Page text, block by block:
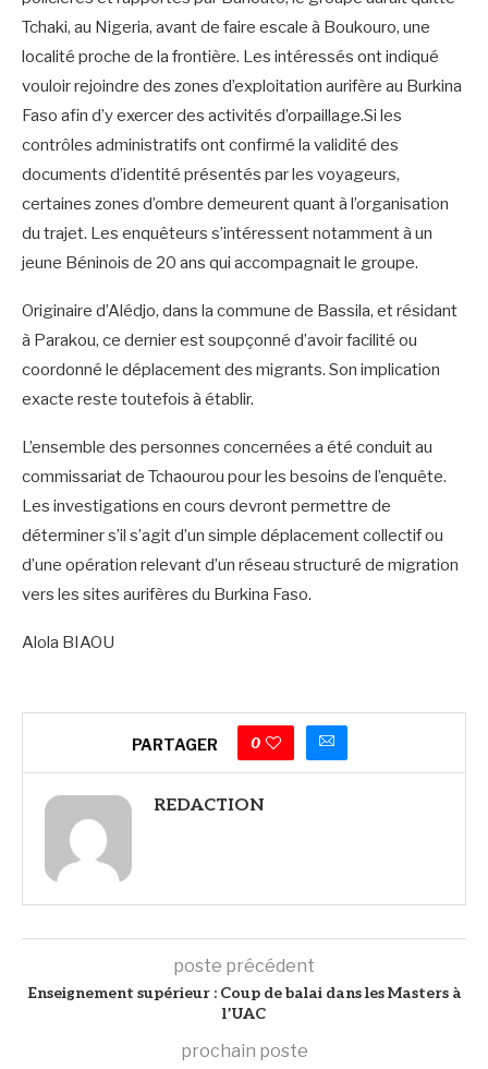
Tchaki, au Nigeria, avant de faire escale à Boukouro, une
localité proche de la frontière. Les intéressés ont indiqué
vouloir rejoindre des zones d’exploitation aurifère au Burkina
Faso afin d’y exercer des activités d’orpaillage.Si les
contrôles administratifs ont confirmé la validité des
documents d’identité présentés par les voyageurs,
certaines zones d’ombre demeurent quant à l’organisation
du trajet. Les enquêteurs s’intéressent notamment à un
jeune Béninois de 20 ans qui accompagnait le groupe.
Originaire d’Alédjo, dans la commune de Bassila, et résidant
à Parakou, ce dernier est soupçonné d’avoir facilité ou
coordonné le déplacement des migrants. Son implication
exacte reste toutefois à établir.
L’ensemble des personnes concernées a été conduit au
commissariat de Tchaourou pour les besoins de l’enquête.
Les investigations en cours devront permettre de
déterminer s’il s’agit d’un simple déplacement collectif ou
d’une opération relevant d’un réseau structuré de migration
vers les sites aurifères du Burkina Faso.
Alola BIAOU
PARTAGER 0
REDACTION
poste précédent
Enseignement supérieur : Coup de balai dans les Masters à
l’UAC
prochain poste